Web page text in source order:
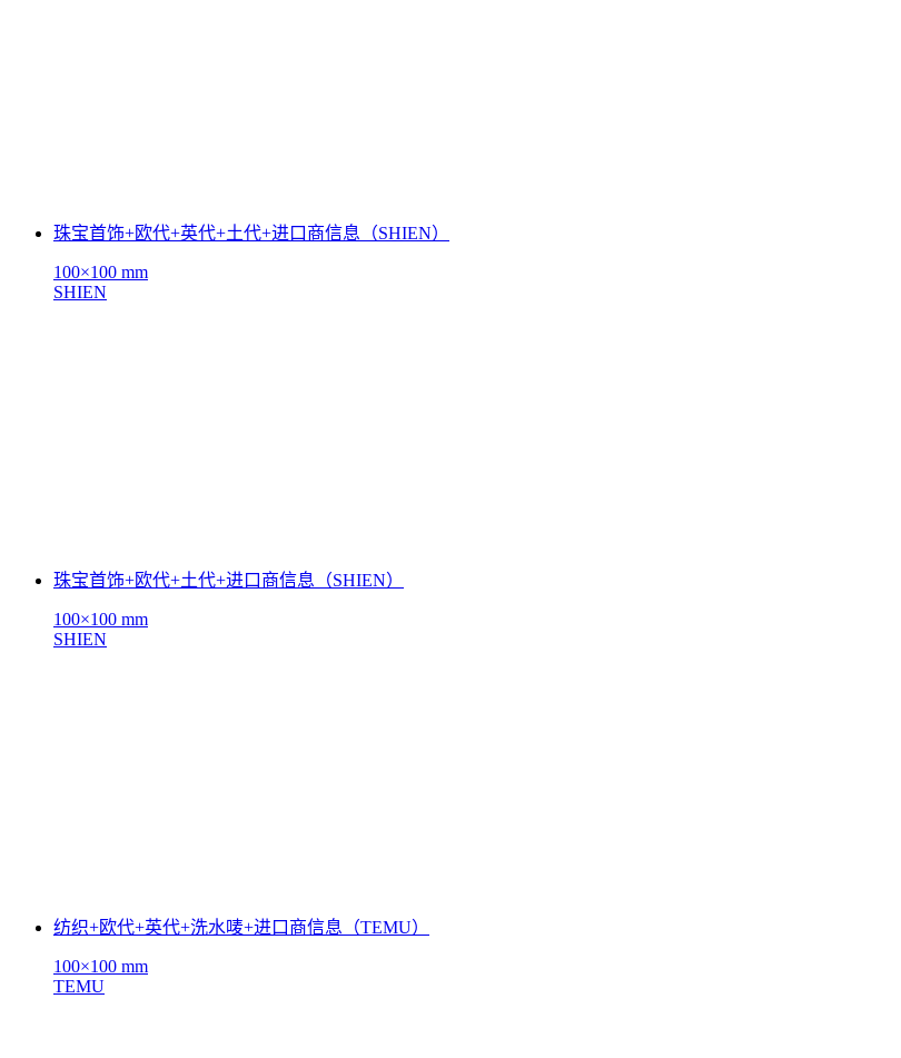
珠宝首饰+欧代+英代+土代+进口商信息（SHIEN）
100×100 mm
SHIEN
珠宝首饰+欧代+土代+进口商信息（SHIEN）
100×100 mm
SHIEN
纺织+欧代+英代+洗水唛+进口商信息（TEMU）
100×100 mm
TEMU